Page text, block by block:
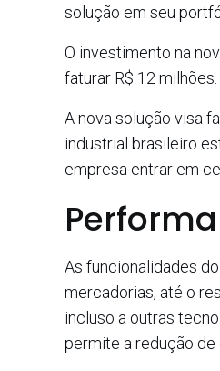
solução em seu
O investimento na
faturar R$ 12 milhões.
A nova solução visa
industrial brasileiro
empresa entrar em
As funcionalidades
mercadorias, até o
incluso a outras
permite a redução de